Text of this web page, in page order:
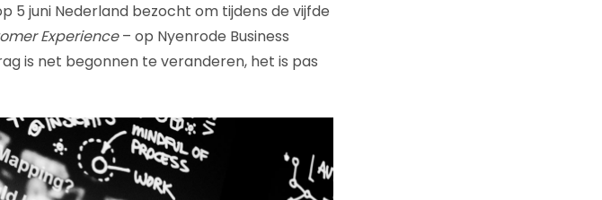
5 juni Nederland bezocht om tijdens de vijfde
Experience– op Nyenrode Business
is net begonnen te veranderen, het is pas